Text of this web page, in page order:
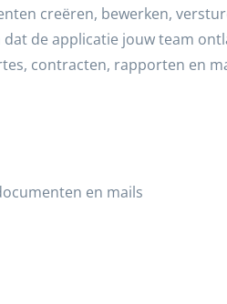
creëren, bewerken,
de applicatie jouw team
contracten, rapporten en
en mails